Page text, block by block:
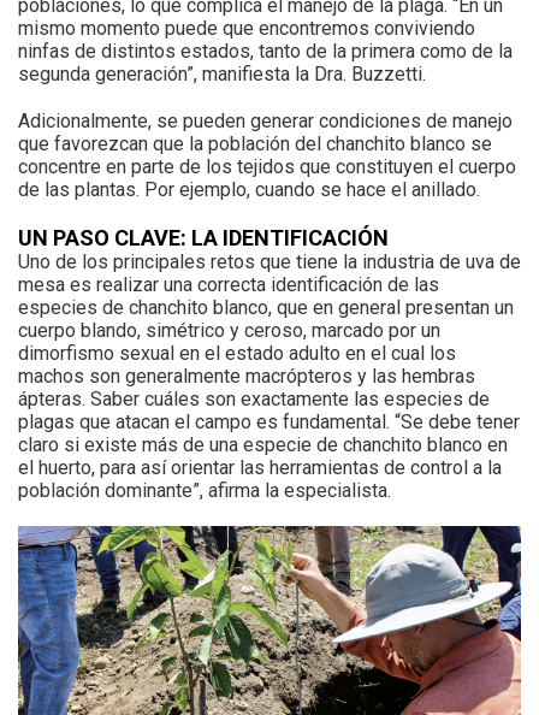
poblaciones, lo que complica el manejo de la plaga. “En un
mismo momento puede que encontremos conviviendo
ninfas de distintos estados, tanto de la primera como de la
segunda generación”, manifiesta la Dra. Buzzetti.
Adicionalmente, se pueden generar condiciones de manejo
que favorezcan que la población del chanchito blanco se
concentre en parte de los tejidos que constituyen el cuerpo
de las plantas. Por ejemplo, cuando se hace el anillado.
UN PASO CLAVE: LA IDENTIFICACIÓN
Uno de los principales retos que tiene la industria de uva de
mesa es realizar una correcta identificación de las
especies de chanchito blanco, que en general presentan un
cuerpo blando, simétrico y ceroso, marcado por un
dimorfismo sexual en el estado adulto en el cual los
machos son generalmente macrópteros y las hembras
ápteras. Saber cuáles son exactamente las especies de
plagas que atacan el campo es fundamental. “Se debe tener
claro si existe más de una especie de chanchito blanco en
el huerto, para así orientar las herramientas de control a la
población dominante”, afirma la especialista.